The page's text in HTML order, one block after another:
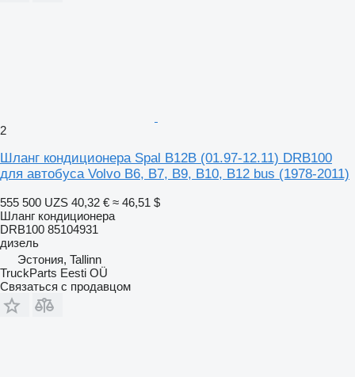
2
Шланг кондиционера Spal B12B (01.97-12.11) DRB100
для автобуса Volvo B6, B7, B9, B10, B12 bus (1978-2011)
555 500 UZS 40,32 € ≈ 46,51 $
Шланг кондиционера
DRB100 85104931
дизель
Эстония, Tallinn
TruckParts Eesti OÜ
Связаться с продавцом